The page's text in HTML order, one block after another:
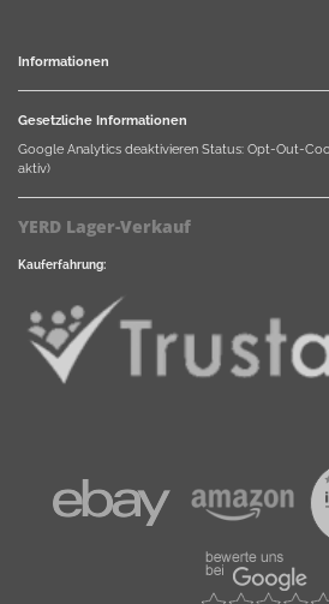
Informationen
Gesetzliche Informationen
Google Analytics deaktivieren Status: Opt-Out-
aktiv)
YERD Lager-Verkauf
Kauferfahrung: